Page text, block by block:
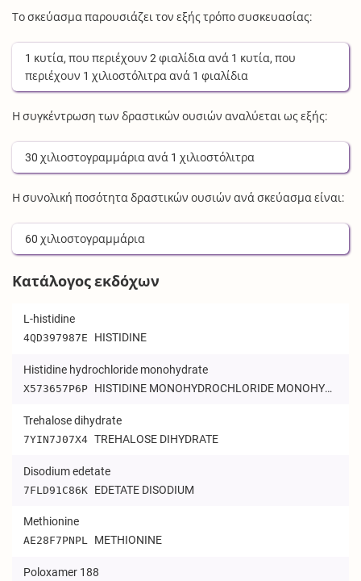
Το σκεύασμα παρουσιάζει τον εξής τρόπο συσκευασίας:
1 κυτία, που περιέχουν2 φιαλίδια ανά 1 κυτία, που
περιέχουν 1 χιλιοστόλιτρα ανά 1 φιαλίδια
Η συγκέντρωση των δραστικών ουσιών αναλύεται ως εξής:
30 χιλιοστογραμμάρια ανά 1 χιλιοστόλιτρα
Η συνολική ποσότητα δραστικών ουσιών ανά σκεύασμα είναι:
60 χιλιοστογραμμάρια
Κατάλογος εκδόχων
L-histidine
4QD397987E HISTIDINE
Histidine hydrochloride monohydrate
X573657P6P HISTIDINE MONOHYDROCHLORIDE MONOHYDRATE
Trehalose dihydrate
7YIN7J07X4TREHALOSE DIHYDRATE
Disodium edetate
7FLD91C86K EDETATE DISODIUM
Methionine
AE28F7PNPL METHIONINE
Poloxamer 188